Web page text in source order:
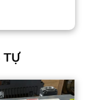
TỰ